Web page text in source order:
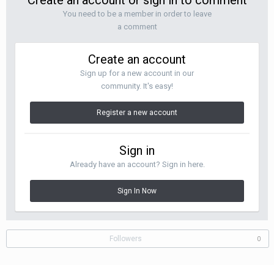
You need to be a member in order to leave
a comment
Create an account
Sign up for a new account in our
community. It's easy!
Register a new account
Sign in
Already have an account? Sign in here.
Sign In Now
Followers 0